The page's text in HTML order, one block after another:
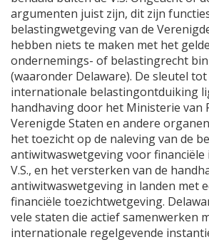
argumenten juist zijn, dit zijn
belastingwetgeving van de
hebben niets te maken met het
ondernemings- of belastingrecht
(waaronder Delaware). De sleutel
internationale belastingontduiking
handhaving door het Ministerie van
Verenigde Staten en andere
het toezicht op de naleving van de
antiwitwaswetgeving voor financiële
V.S., en het versterken van de
antiwitwaswetgeving in landen met
financiële toezichtwetgeving.
vele staten die actief samenwerken
internationale regelgevende